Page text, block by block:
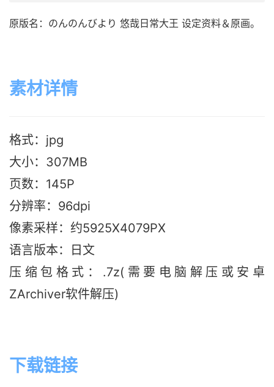
原版名：のんのんびより 悠哉日常大王 设定资料＆原画。
素材详情
格式：jpg
大小：307MB
页数：145P
分辨率：96dpi
像素采样：约5925X4079PX
语言版本：日文
压缩包格式：.7z(需要电脑解压或安卓
ZArchiver软件解压)
下载链接